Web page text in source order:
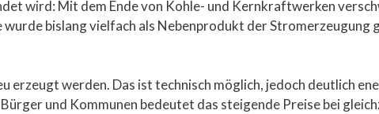
wird: Mit dem Ende von Kohle- und Kernkraftwerken
bislang vielfach als Nebenprodukt der Stromerzeugung
erzeugt werden. Das ist technisch möglich, jedoch deutlich
und Kommunen bedeutet das steigende Preise bei